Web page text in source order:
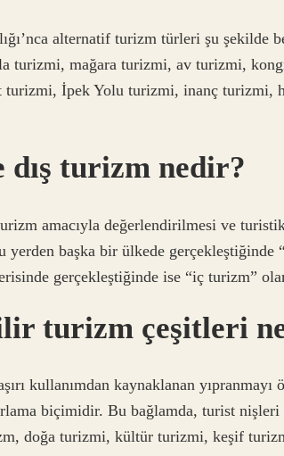
alternatif turizm türleri şu şekilde
turizmi, mağara turizmi, av turizmi,
İpek Yolu turizmi, inanç turizmi,
turizm nedir?
amacıyla değerlendirilmesi ve
yerden başka bir ülkede gerçekleştiğinde
gerçekleştiğinde ise “iç turizm”
turizm çeşitleri
kullanımdan kaynaklanan
biçimidir. Bu bağlamda, turist
doğa turizmi, kültür turizmi, keşif